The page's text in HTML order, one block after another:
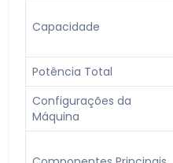
Capacidade
Potência Total
Configurações da
Máquina